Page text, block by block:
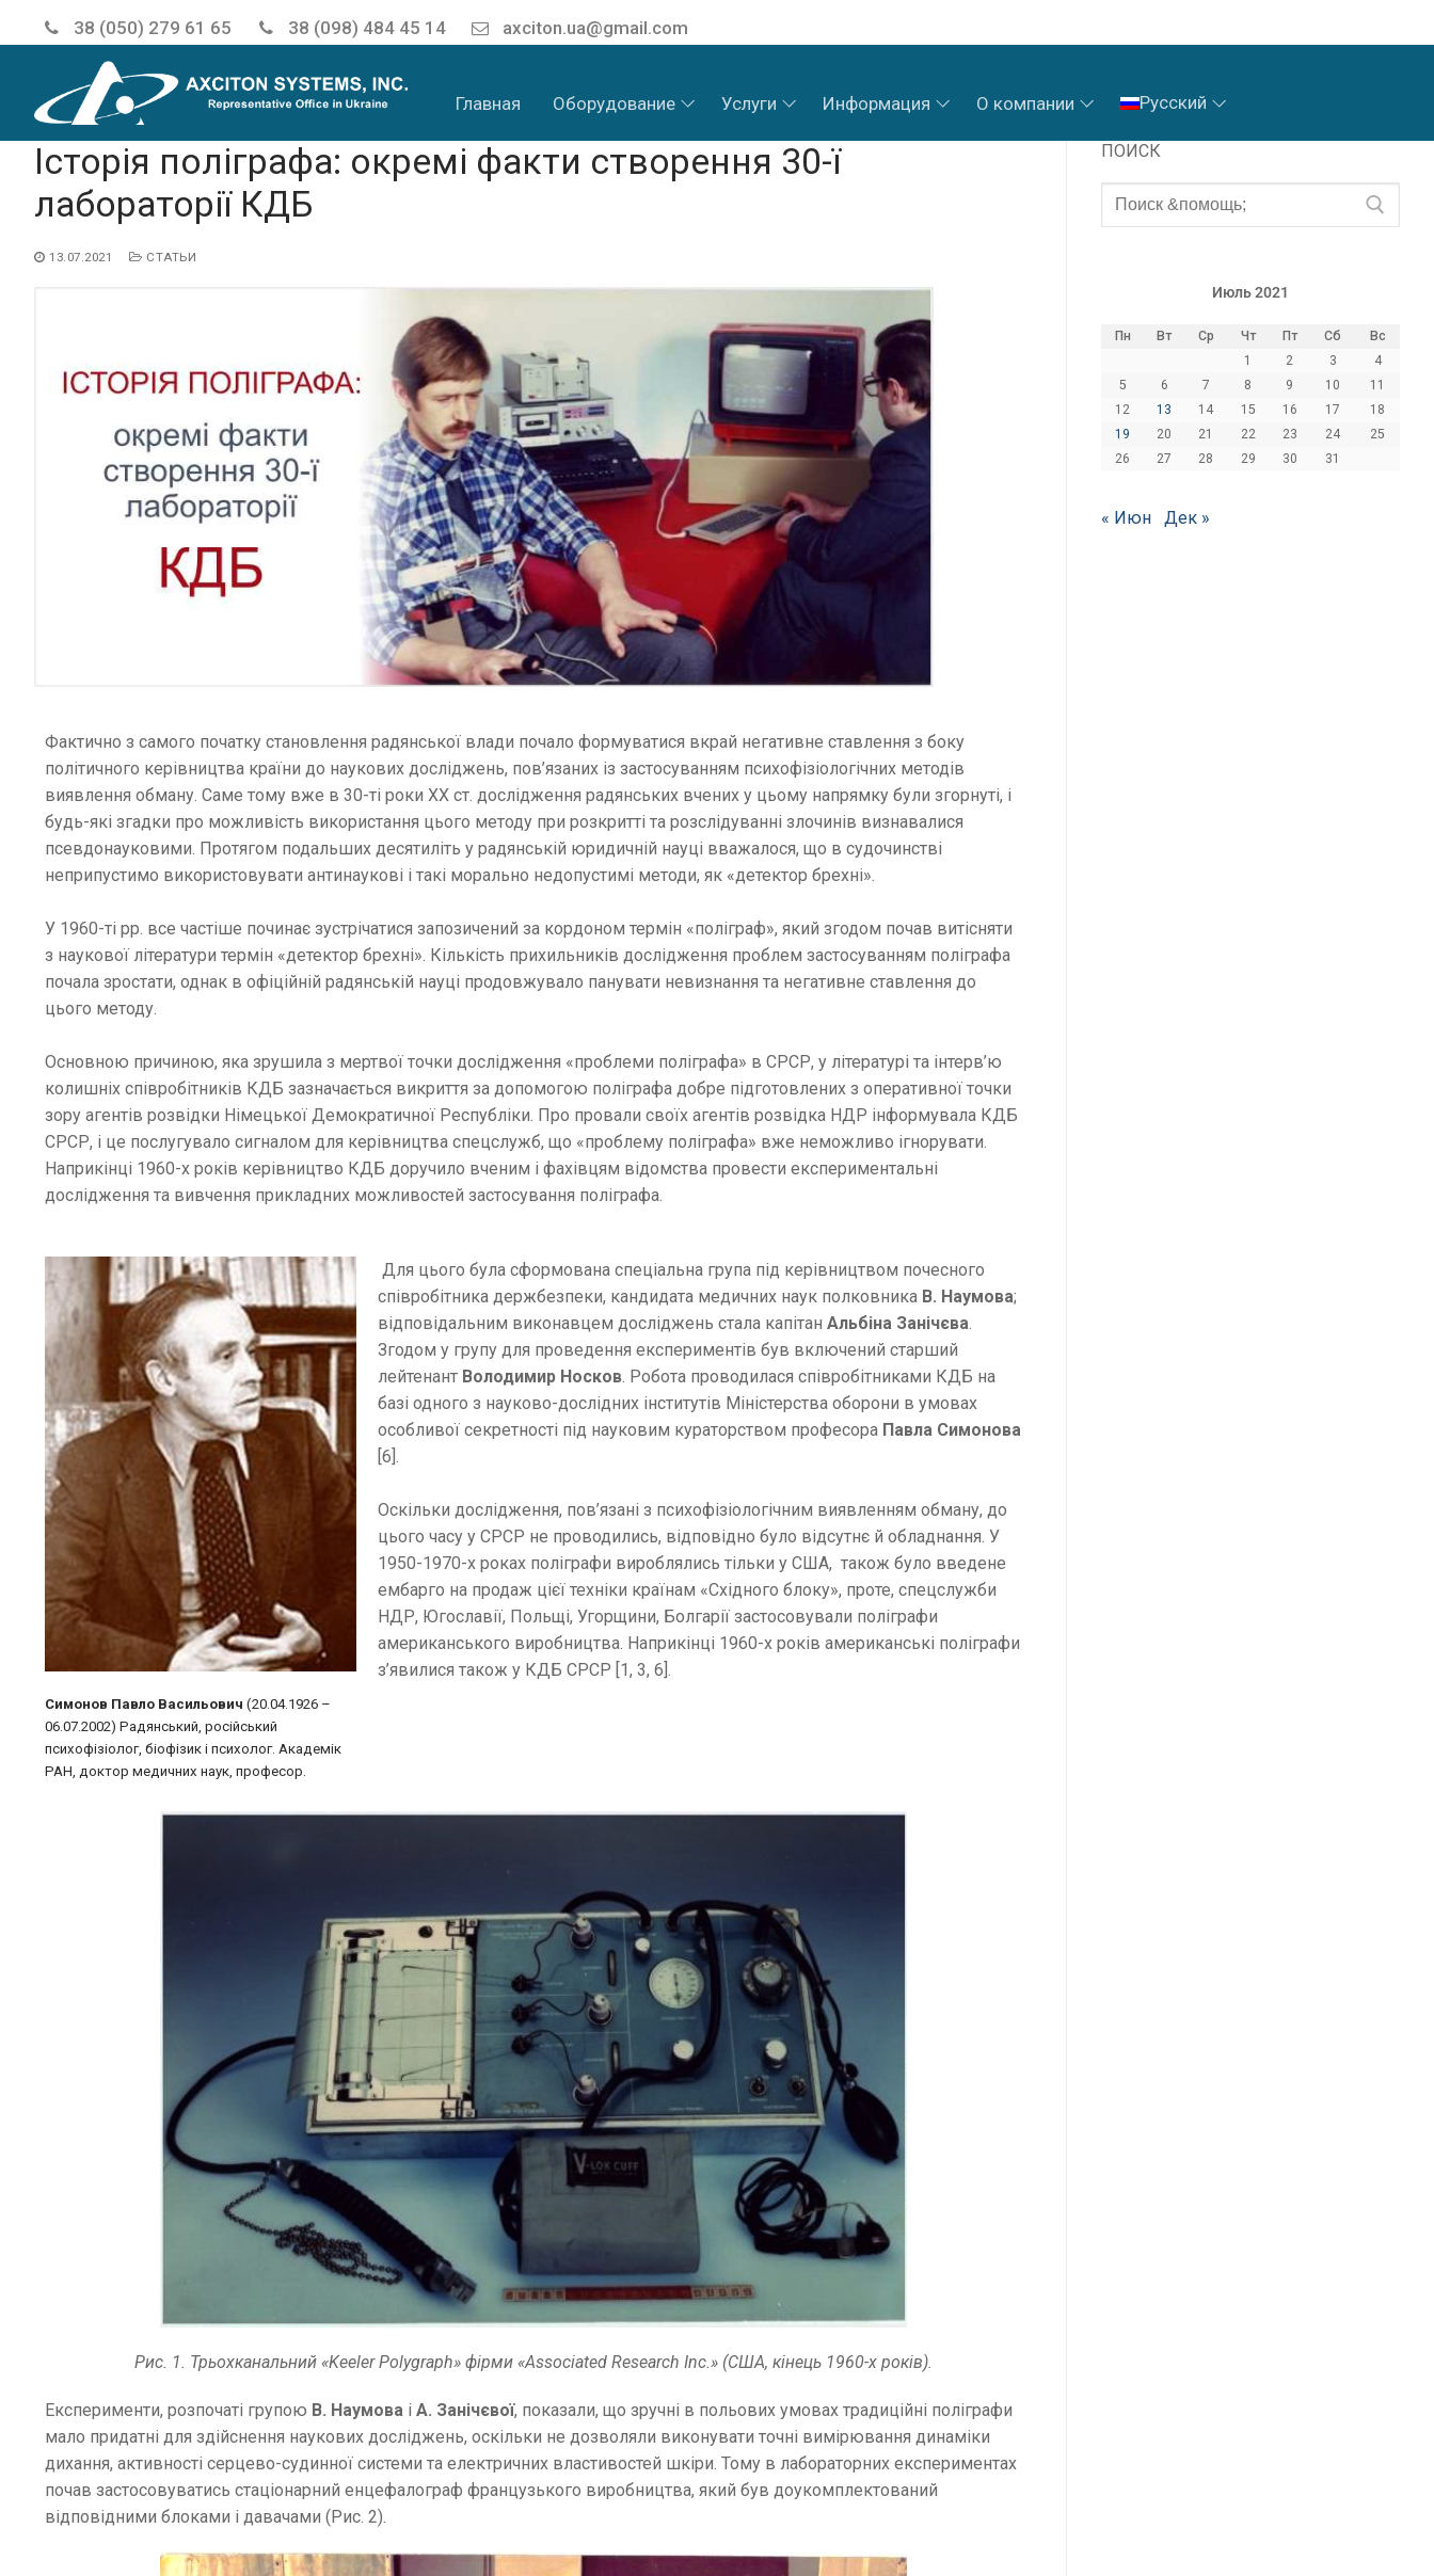
38 (050) 279 61 65 38 (098) 484 45 14 axciton.ua@gmail.com
Главная Оборудование Услуги Информация О компании Русский
Історія поліграфа: окремі факти створення 30-ї
лабораторії КДБ
13.07.2021 СТАТЬИ
Фактично з самого початку становлення радянської влади почало формуватися вкрай негативне ставлення з боку
політичного керівництва країни до наукових досліджень, пов’язаних із застосуванням психофізіологічних методів
виявлення обману. Саме тому вже в 30-ті роки ХХ ст. дослідження радянських вчених у цьому напрямку були згорнуті, і
будь-які згадки про можливість використання цього методу при розкритті та розслідуванні злочинів визнавалися
псевдонауковими. Протягом подальших десятиліть у радянській юридичній науці вважалося, що в судочинстві
неприпустимо використовувати антинаукові і такі морально недопустимі методи, як «детектор брехні».
У 1960-ті рр. все частіше починає зустрічатися запозичений за кордоном термін «поліграф», який згодом почав витісняти
з наукової літератури термін «детектор брехні». Кількість прихильників дослідження проблем застосуванням поліграфа
почала зростати, однак в офіційній радянській науці продовжувало панувати невизнання та негативне ставлення до
цього методу.
Основною причиною, яка зрушила з мертвої точки дослідження «проблеми поліграфа» в СРСР, у літературі та інтерв’ю
колишніх співробітників КДБ зазначається викриття за допомогою поліграфа добре підготовлених з оперативної точки
зору агентів розвідки Німецької Демократичної Республіки. Про провали своїх агентів розвідка НДР інформувала КДБ
СРСР, і це послугувало сигналом для керівництва спецслужб, що «проблему поліграфа» вже неможливо ігнорувати.
Наприкінці 1960-х років керівництво КДБ доручило вченим і фахівцям відомства провести експериментальні
дослідження та вивчення прикладних можливостей застосування поліграфа.
Симонов Павло Васильович (20.04.1926 –
06.07.2002) Радянський, російський
психофізіолог, біофізик і психолог. Академік
РАН, доктор медичних наук, професор.
Для цього була сформована спеціальна група під керівництвом почесного
співробітника держбезпеки, кандидата медичних наук полковника В. Наумова;
відповідальним виконавцем досліджень стала капітан Альбіна Занічєва.
Згодом у групу для проведення експериментів був включений старший
лейтенант Володимир Носков. Робота проводилася співробітниками КДБ на
базі одного з науково-дослідних інститутів Міністерства оборони в умовах
особливої ​​секретності під науковим кураторством професора Павла Симонова
[6].
Оскільки дослідження, пов’язані з психофізіологічним виявленням обману, до
цього часу у СРСР не проводились, відповідно було відсутнє й обладнання. У
1950-1970-х роках поліграфи вироблялись тільки у США, також було введене
ембарго на продаж цієї техніки країнам «Східного блоку», проте, спецслужби
НДР, Югославії, Польщі, Угорщини, Болгарії застосовували поліграфи
американського виробництва. Наприкінці 1960-х років американські поліграфи
з’явилися також у КДБ СРСР [1, 3, 6].
Рис. 1. Трьохканальний «Keeler Polygraph» фірми «Associated Research Inc.» (США, кінець 1960-х років).
Експерименти, розпочаті групою В. Наумова і А. Занічєвої, показали, що зручні в польових умовах традиційні поліграфи
мало придатні для здійснення наукових досліджень, оскільки не дозволяли виконувати точні вимірювання динаміки
дихання, активності серцево-судинної системи та електричних властивостей шкіри. Тому в лабораторних експериментах
почав застосовуватись стаціонарний енцефалограф французького виробництва, який був доукомплектований
відповідними блоками і давачами (Рис. 2).
ПОИСК
Июль 2021
Пн Вт Ср Чт Пт Сб
Вс
1
2 3
4
5
6 7 8 9 10
11
12
13 14 15 16 17
18
19
20 21 22 23 24
25
26
27 28 29 30 31
« Июн Дек »